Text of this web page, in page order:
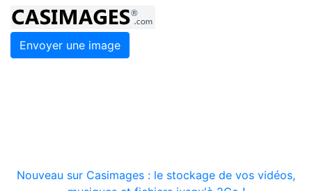
Envoyer une image
Nouveau sur Casimages : le stockage de vos vidéos,